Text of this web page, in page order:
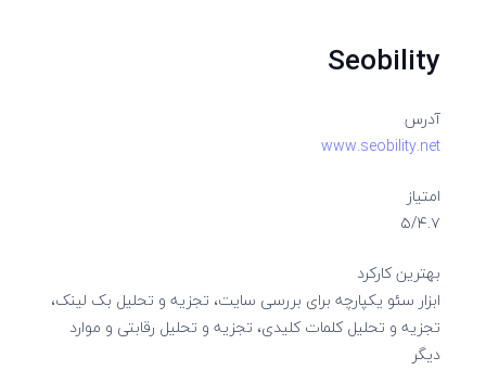
Seobility
آدرس
www.seobility.net
امتیاز
۵/۴.۷
بهترین کارکرد
ابزار سئو یکپارچه برای بررسی سایت، تجزیه و تحلیل بک لینک،
تجزیه و تحلیل کلمات کلیدی، تجزیه و تحلیل رقابتی و موارد
دیگر